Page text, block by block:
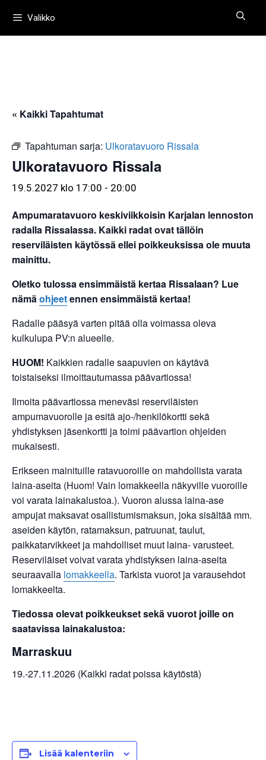
sisältöönValikko
« Kaikki Tapahtumat
Tapahtuman sarja: Ulkoratavuoro Rissala
Ulkoratavuoro Rissala
19.5.2027 klo 17:00 - 20:00
Ampumaratavuoro keskiviikkoisin Karjalan lennoston
radalla Rissalassa. Kaikki radat ovat tällöin
reserviläisten käytössä ellei poikkeuksissa ole muuta
mainittu.
Oletko tulossa ensimmäistä kertaa Rissalaan? Lue
nämäohjeetennen ensimmäistä kertaa!
Radalle pääsyä varten pitää olla voimassa oleva
kulkulupa PV:n alueelle.
HUOM! Kaikkien radalle saapuvien on käytävä
toistaiseksi ilmoittautumassa päävartiossa!
Ilmoita päävartiossa meneväsi reserviläisten
ampumavuorolle ja esitä ajo-/henkilökortti sekä
yhdistyksen jäsenkortti ja toimi päävartion ohjeiden
mukaisesti.
Erikseen mainituille ratavuoroille on mahdollista varata
laina-aseita (Huom! Vain lomakkeella näkyville vuoroille
voi varata lainakalustoa.). Vuoron alussa laina-ase
ampujat maksavat osallistumismaksun, joka sisältää mm.
aseiden käytön, ratamaksun, patruunat, taulut,
paikkatarvikkeet ja mahdolliset muut laina- varusteet.
Reserviläiset voivat varata yhdistyksen laina-aseita
seuraavalla lomakkeella. Tarkista vuorot ja varausehdot
lomakkeelta.
Tiedossa olevat poikkeukset sekä vuorot joille on
saatavissa lainakalustoa:
Marraskuu
19.-27.11.2026 (Kaikki radat poissa käytöstä)
Lisää kalenteriin